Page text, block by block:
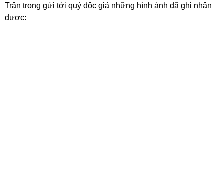
Trân trọng gửi tới quý độc giả những hình ảnh đã ghi nhận
được: